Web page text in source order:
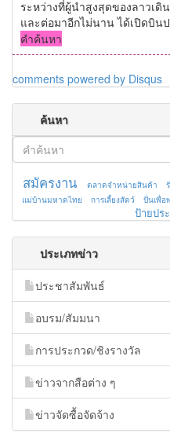
ระหว่างที่ผู้นำสูงสุดของลาวเดิ
และต่อมาอีกไม่นาน ได้เปิดบิน
คำค้นหา
comments powered by Disqus
ค้นหา
สมัครงาน ตลาดจำหน่ายสินค้า
แม่บ้านมหาดไทย การเลี้ยงสัตว์ ปั่นเพื่อ
ป้ายปร
ประเภทข่าว
ประชาสัมพันธ์
อบรม/สัมมนา
การประกวด/ชิงรางวัล
ข่าวจากสือต่าง ๆ
ข่าวจัดซื้อจัดจ้าง